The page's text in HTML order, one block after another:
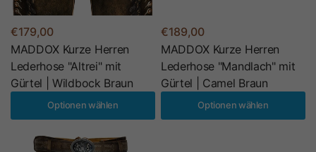
€179,00
MADDOX Kurze Herren
Lederhose "Altrei" mit
Gürtel | Wildbock Braun
Optionen wählen
€189,00
MADDOX Kurze Herren
Lederhose "Mandlach" mit
Gürtel | Camel Braun
Optionen wählen